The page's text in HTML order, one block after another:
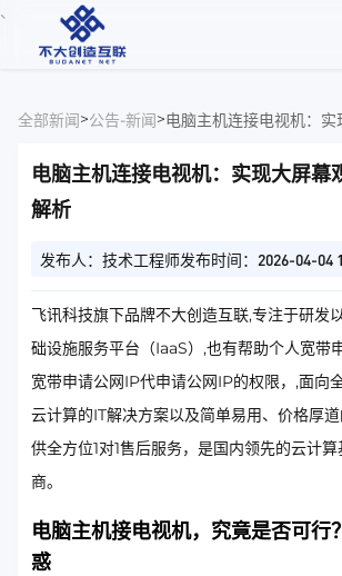
、
全部新闻>公告-新闻>电脑主机连接电视机：
电脑主机连接电视机：实现大屏幕
解析
发布人：技术工程师发布时间：2026-04-04
飞讯科技旗下品牌不大创造互联,专注于研发
础设施服务平台（IaaS）,也有帮助个人宽带
宽带申请公网IP代申请公网IP的权限，,面向
云计算的IT解决方案以及简单易用、价格厚
供全方位1对1售后服务，是国内领先的云计
商。
电脑主机接电视机，究竟是否可行
惑